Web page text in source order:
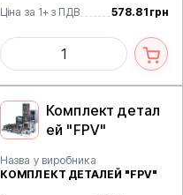
Ціна за 1+ з ПДВ 578.81 грн
Комплект детал
ей "FPV"
Назва у виробника
КОМПЛЕКТ ДЕТАЛЕЙ "FPV"